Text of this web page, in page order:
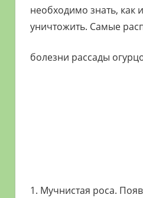
необходимо знать, как
уничтожить. Самые
болезни рассады
1. Мучнистая роса.